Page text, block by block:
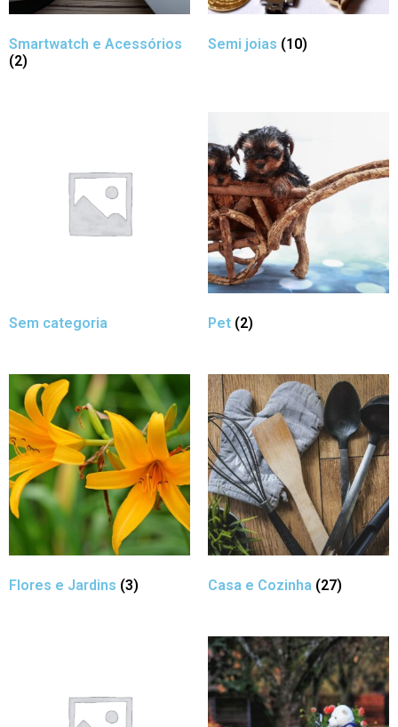
Smartwatch e Acessórios
(2)
Semi joias (10)
Sem categoria Pet (2)
Flores e Jardins (3) Casa e Cozinha (27)